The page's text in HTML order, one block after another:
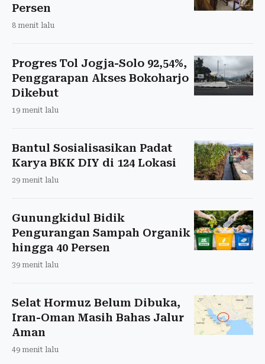
Persen
8 menit lalu
Progres Tol Jogja-Solo 92,54%,
Penggarapan Akses Bokoharjo
Dikebut
19 menit lalu
Bantul Sosialisasikan Padat
Karya BKK DIY di 124 Lokasi
29 menit lalu
Gunungkidul Bidik
Pengurangan Sampah Organik
hingga 40 Persen
39 menit lalu
Selat Hormuz Belum Dibuka,
Iran-Oman Masih Bahas Jalur
Aman
49 menit lalu